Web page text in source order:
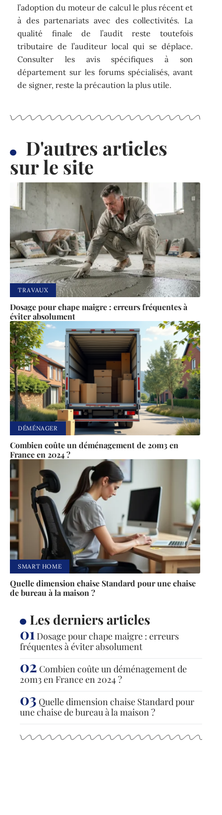
l’adoption du moteur de calcul le plus récent et
à des partenariats avec des collectivités. La
qualité finale de l’audit reste toutefois
tributaire de l’auditeur local qui se déplace.
Consulter les avis spécifiques à son
département sur les forums spécialisés, avant
de signer, reste la précaution la plus utile.
D'autres articles
sur le site
TRAVAUX
Dosage pour chape maigre : erreurs fréquentes à
éviter absolument
DÉMÉNAGER
Combien coûte un déménagement de 20m3 en
France en 2024 ?
SMART HOME
Quelle dimension chaise Standard pour une chaise
de bureau à la maison ?
Les derniers articles
Dosage pour chape maigre : erreurs
fréquentes à éviter absolument
Combien coûte un déménagement de
20m3 en France en 2024 ?
Quelle dimension chaise Standard pour
une chaise de bureau à la maison ?